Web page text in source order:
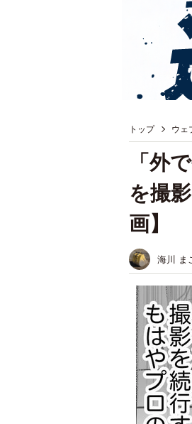
トップ ウェ
「外
を撮
画】
海川 ま